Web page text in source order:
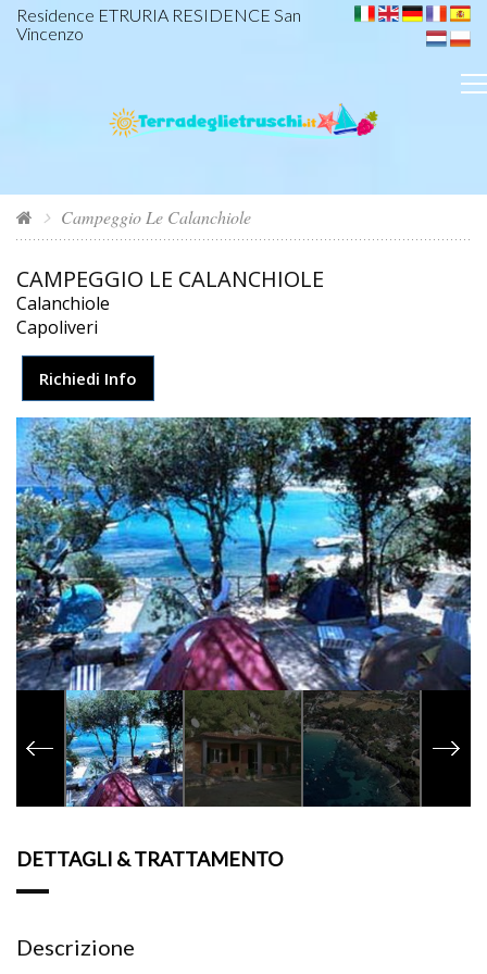
Residence ETRURIA RESIDENCE San
Vincenzo
Campeggio Le Calanchiole
CAMPEGGIO LE CALANCHIOLE
Calanchiole
Capoliveri
Richiedi Info
DETTAGLI & TRATTAMENTO
Descrizione